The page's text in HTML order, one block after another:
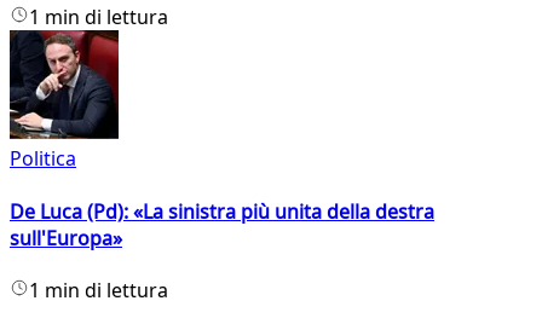
1 min di lettura
Politica
De Luca (Pd): «La sinistra più unita della destra
sull'Europa»
1 min di lettura